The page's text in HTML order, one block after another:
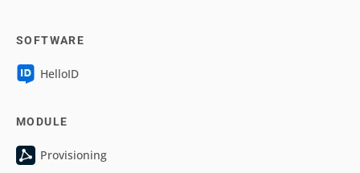
SOFTWARE
HelloID
MODULE
Provisioning